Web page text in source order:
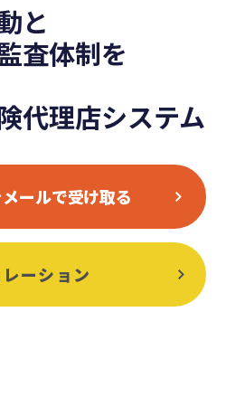
と
査体制を
代理店システム
ールで受け取る
ーション